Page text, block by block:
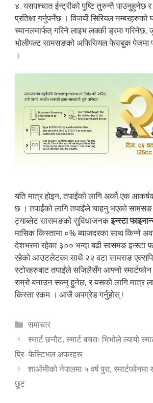
४. यसपश्चात ईन्ट्रीको पुष्टि तुरुन्तै पाउनुहुनेछ र
प्रतिक्षा गर्नुपर्नेछ । विजयी सिरियल नम्बरहरुको
च्यानलमार्फत् गरिने लाइभ लक्की ड्रमा गरिनेछ,
भोलीपल्ट सामसङको अफिसियल फेसबुक पेजमा
।
यति मात्र होइन, तपाईंको लागि अर्को एक
छ । तपाईंको लागि तपाईंले चाहनु भएको सामसङ
ट्याब्लेट सासमङको सुविधाजनकइन्स्टा
मासिक किस्तामा ०% ब्याजदरका साथ किन्ने
देशभरमा रहेका ३०० भन्दा बढी सासमङ इन्स्टा
रहेको आउटलेटका साथै २२ वटा सामसङ
स्टोरहरुबाट तपाईंले सजिलैसँग आफ्नो
राम्रो बनाउन सक्नु हुनेछ, र यसको लागि मात्र
किस्ता रकम । आजै अपग्रेड गर्नुहोस् !
Categories
समाचार
स्मार्ट छनौट, स्मार्ट बचतः भिभोले ल्यायो
प्रि–फेस्टिभल अफरहरू
शाओमीको नेपालमा ५ वर्ष पुरा,
छूट